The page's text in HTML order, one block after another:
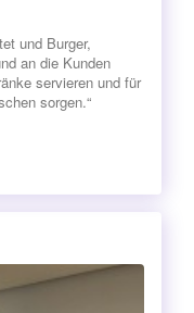
und Burger,
an die Kunden
servieren und für
sorgen.“